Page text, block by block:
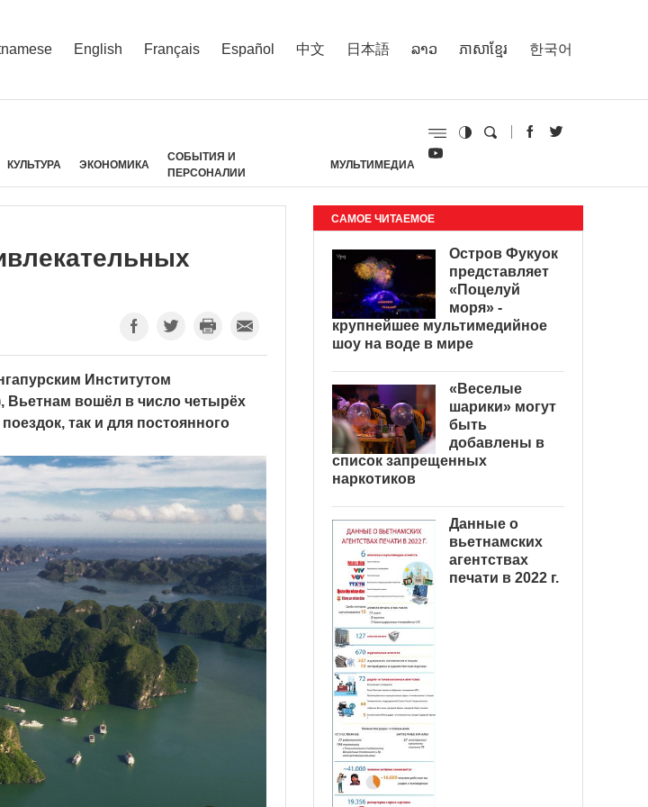
English Français Español 中文 日本語 ລາວ ភាសាខ្មែរ 한국어
КУЛЬТУРА ЭКОНОМИКА
СОБЫТИЯ И
ПЕРСОНАЛИИ
МУЛЬТИМЕДИА
Институтом
вошёл в число четырёх
так и для постоянного
САМОЕ ЧИТАЕМОЕ
Остров Фукуок
представляет
«Поцелуй
моря» -
крупнейшее мультимедийное
шоу на воде в мире
«Веселые
шарики» могут
быть
добавлены в
список запрещенных
наркотиков
Данные о
вьетнамских
агентствах
печати в 2022 г.